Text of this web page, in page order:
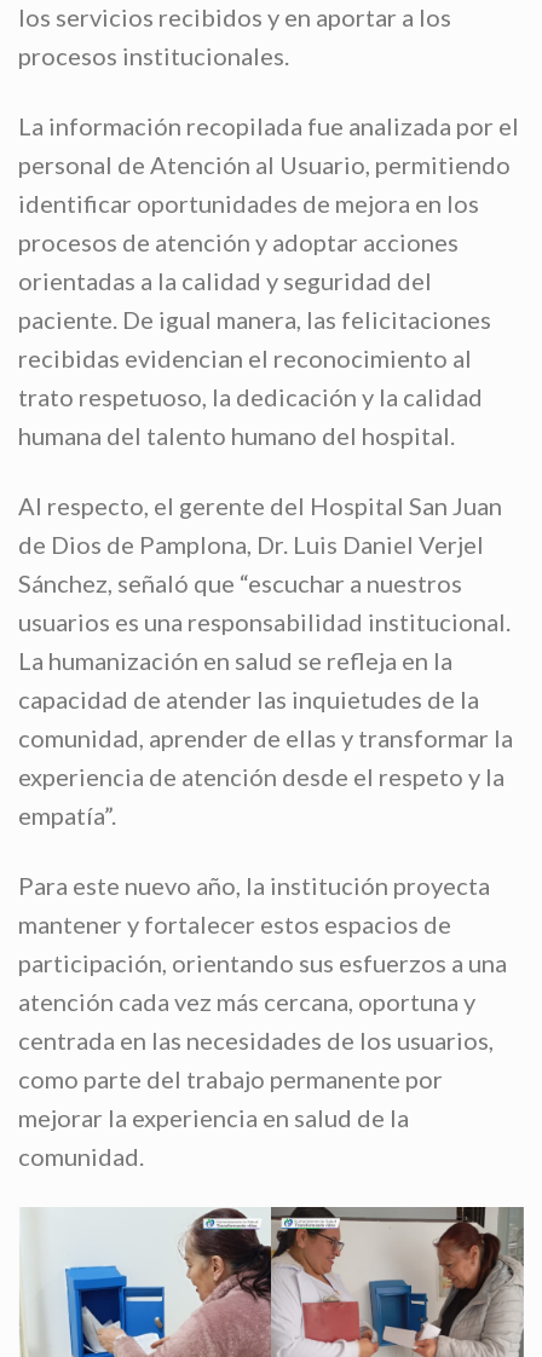
los servicios recibidos y en aportar a los
procesos institucionales.
La información recopilada fue analizada por el
personal de Atención al Usuario, permitiendo
identificar oportunidades de mejora en los
procesos de atención y adoptar acciones
orientadas a la calidad y seguridad del
paciente. De igual manera, las felicitaciones
recibidas evidencian el reconocimiento al
trato respetuoso, la dedicación y la calidad
humana del talento humano del hospital.
Al respecto, el gerente del Hospital San Juan
de Dios de Pamplona, Dr. Luis Daniel Verjel
Sánchez, señaló que “escuchar a nuestros
usuarios es una responsabilidad institucional.
La humanización en salud se refleja en la
capacidad de atender las inquietudes de la
comunidad, aprender de ellas y transformar la
experiencia de atención desde el respeto y la
empatía”.
Para este nuevo año, la institución proyecta
mantener y fortalecer estos espacios de
participación, orientando sus esfuerzos a una
atención cada vez más cercana, oportuna y
centrada en las necesidades de los usuarios,
como parte del trabajo permanente por
mejorar la experiencia en salud de la
comunidad.